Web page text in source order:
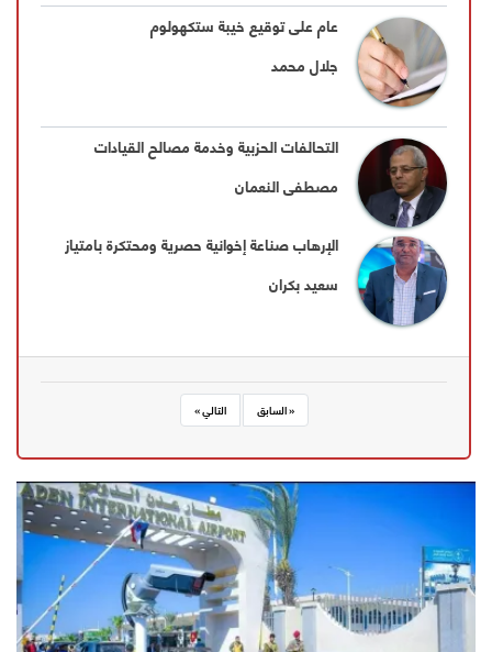
عام على توقيع خيبة ستكهولوم
جلال محمد
التحالفات الحزبية وخدمة مصالح القيادات
مصطفى النعمان
الإرهاب صناعة إخوانية حصرية ومحتكرة بامتياز
سعيد بكران
« السابق التالي »